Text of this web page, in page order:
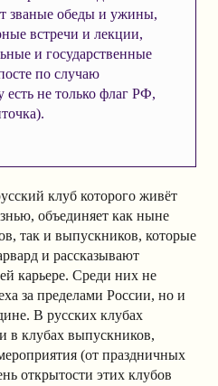
званые обеды и ужины,
встречи и лекции,
и государственные
по случаю
есть не только флаг РФ,
клуб которого живёт
объединяет как ныне
так и выпускников, которые
и рассказывают
карьере. Среди них не
за пределами России, но и
В русских клубах
в клубах выпускников,
(от праздничных
открытости этих клубов